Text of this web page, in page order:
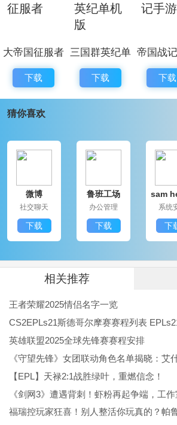
家在享受战争乐趣的还能不断发现新
《帝国战记》游戏特色：
1. 多种族选择：提供多个种族供玩家
性。
队，制定战术部署，才能打败敌人的
3. 丰富的历史背景：游戏以中世纪
史元素，为玩家带来史诗般的战斗冒
4. 社交性：游戏具有丰富的社交功能
组队，共同战斗，增强游戏的趣味性
《帝国战记》游戏优点：
1. 技巧和战斗很重要，玩家需要去打
比赛。
2. 善于利用每个阵营的不同优势，每
优势有自己的战术。
3. 随着玩家国家战斗能力的提高，他
的国家。
大帝国征服者
下载
三国群英纪单
机版
下载
帝国战
下载
猜你喜欢
微博
社交聊天
下载
鲁班工场
办公管理
下载
sam
系统
下
相关推荐
王者荣耀2025情侣名字一览
CS2EPLs21斯德哥尔摩赛赛程列表 EPLs21斯
英雄联盟2025全球先锋赛赛程安排
《守望先锋》女团联动角色名单揭晓：艾什、朱诺、
【EPL】天禄2:1战胜绿叶，重燃信念！
《剑网3》遭遇背刺！虾粉再起争端，工作室
福瑞控玩家狂喜！别人整活你玩真的？帕